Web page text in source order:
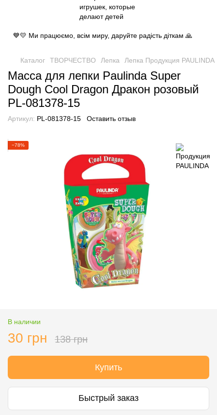
💙💛 Ми працюємо, всім миру, даруйте радість діткам 🙏
Каталог ТВОРЧЕСТВО Лепка Лепка Продукция PAULINDA
Масса для лепки Paulinda Super
Dough Cool Dragon Дракон розовый
PL-081378-15
Артикул: PL-081378-15 Оставить отзыв
−78%
В наличии
30 грн 138 грн
Купить
Быстрый заказ